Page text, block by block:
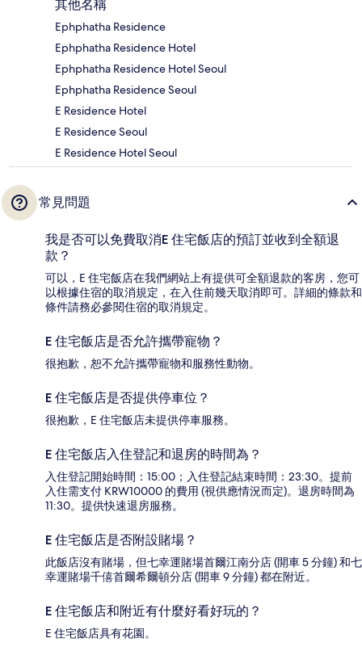
其他名稱
Ephphatha Residence
Ephphatha Residence Hotel
Ephphatha Residence Hotel Seoul
Ephphatha Residence Seoul
E Residence Hotel
E Residence Seoul
E Residence Hotel Seoul
常見問題
我是否可以免費取消E 住宅飯店的預訂並收到全額退
款？
可以，E 住宅飯店在我們網站上有提供可全額退款的客房，您可
以根據住宿的取消規定，在入住前幾天取消即可。詳細的條款和
條件請務必參閱住宿的取消規定。
E 住宅飯店是否允許攜帶寵物？
很抱歉，恕不允許攜帶寵物和服務性動物。
E 住宅飯店是否提供停車位？
很抱歉，E 住宅飯店未提供停車服務。
E 住宅飯店入住登記和退房的時間為？
入住登記開始時間：15:00；入住登記結束時間：23:30。提前
入住需支付 KRW10000 的費用 (視供應情況而定)。退房時間為
11:30。提供快速退房服務。
E 住宅飯店是否附設賭場？
此飯店沒有賭場，但七幸運賭場首爾江南分店 (開車 5 分鐘) 和七
幸運賭場千僖首爾希爾頓分店 (開車 9 分鐘) 都在附近。
E 住宅飯店和附近有什麼好看好玩的？
E 住宅飯店具有花園。